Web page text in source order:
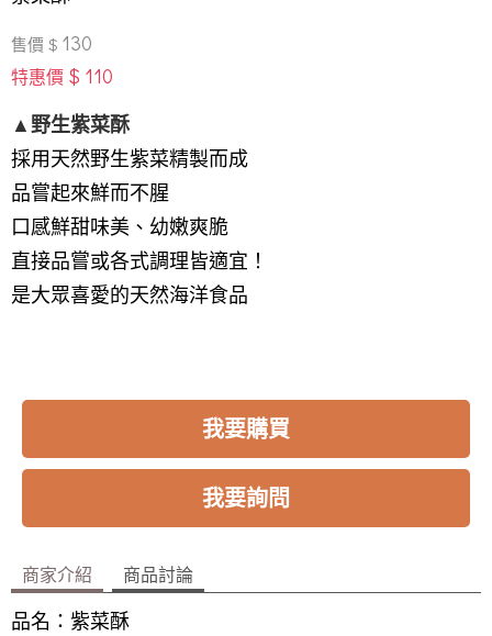
售價 $ 130
特惠價 $ 110
▲野生紫菜酥
採用天然野生紫菜精製而成
品嘗起來鮮而不腥
口感鮮甜味美、幼嫩爽脆
直接品嘗或各式調理皆適宜！
是大眾喜愛的天然海洋食品
我要購買
我要詢問
商家介紹 商品討論
品名：紫菜酥